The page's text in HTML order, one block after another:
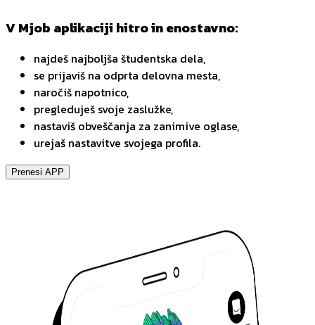
V Mjob aplikaciji hitro in enostavno:
najdeš najboljša študentska dela,
se prijaviš na odprta delovna mesta,
naročiš napotnico,
pregleduješ svoje zaslužke,
nastaviš obveščanja za zanimive oglase,
urejaš nastavitve svojega profila.
Prenesi APP